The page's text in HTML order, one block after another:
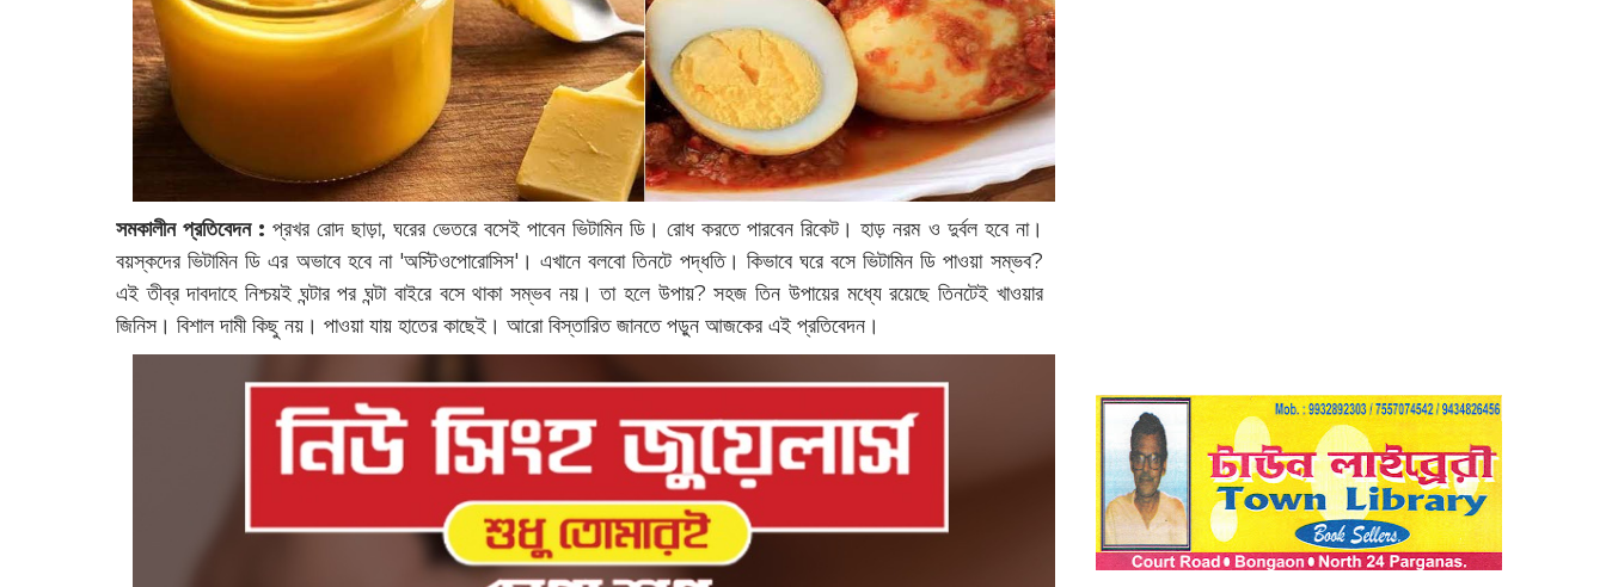
সমকালীন প্রতিবেদন : ‌প্রখর রোদ ছাড়া, ঘরের ভেতরে বসেই পাবেন ভিটামিন ডি। রোধ করতে পারবেন রিকেট। হাড় নরম ও দুর্বল হবে না।
বয়স্কদের ভিটামিন ডি এর অভাবে হবে না 'অস্টিওপোরোসিস'। এখানে বলবো তিনটে পদ্ধতি। কিভাবে ঘরে বসে ভিটামিন ডি পাওয়া সম্ভব?
এই তীব্র দাবদাহে নিশ্চয়ই ঘন্টার পর ঘন্টা বাইরে বসে থাকা সম্ভব নয়। তা হলে উপায়? সহজ তিন উপায়ের মধ্যে রয়েছে তিনটেই খাওয়ার
জিনিস। বিশাল দামী কিছু নয়। পাওয়া যায় হাতের কাছেই। আরো বিস্তারিত জানতে পড়ুন আজকের এই প্রতিবেদন।